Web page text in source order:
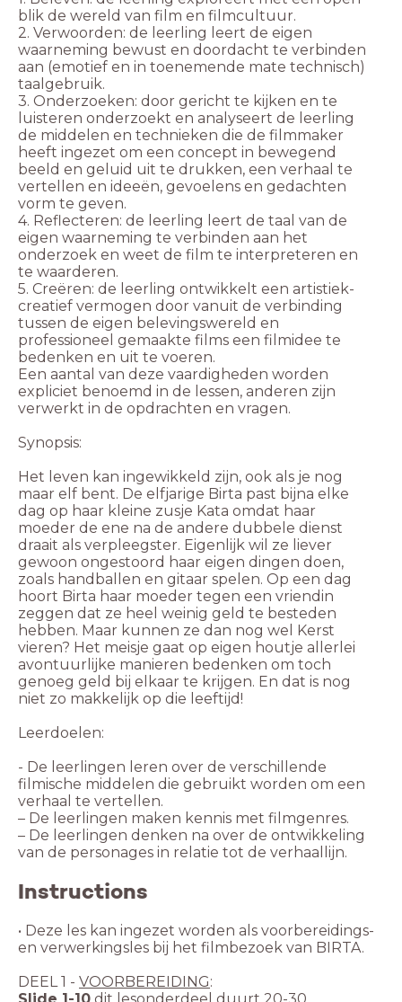
blik de wereld van film en filmcultuur.
2. Verwoorden: de leerling leert de eigen
waarneming bewust en doordacht te verbinden
aan (emotief en in toenemende mate technisch)
taalgebruik.
3. Onderzoeken: door gericht te kijken en te
luisteren onderzoekt en analyseert de leerling
de middelen en technieken die de filmmaker
heeft ingezet om een concept in bewegend
beeld en geluid uit te drukken, een verhaal te
vertellen en ideeën, gevoelens en gedachten
vorm te geven.
4. Reflecteren: de leerling leert de taal van de
eigen waarneming te verbinden aan het
onderzoek en weet de film te interpreteren en
te waarderen.
5. Creëren: de leerling ontwikkelt een artistiek-
creatief vermogen door vanuit de verbinding
tussen de eigen belevingswereld en
professioneel gemaakte films een filmidee te
bedenken en uit te voeren.
Een aantal van deze vaardigheden worden
expliciet benoemd in de lessen, anderen zijn
verwerkt in de opdrachten en vragen.
Synopsis:
Het leven kan ingewikkeld zijn, ook als je nog
maar elf bent. De elfjarige Birta past bijna elke
dag op haar kleine zusje Kata omdat haar
moeder de ene na de andere dubbele dienst
draait als verpleegster. Eigenlijk wil ze liever
gewoon ongestoord haar eigen dingen doen,
zoals handballen en gitaar spelen. Op een dag
hoort Birta haar moeder tegen een vriendin
zeggen dat ze heel weinig geld te besteden
hebben. Maar kunnen ze dan nog wel Kerst
vieren? Het meisje gaat op eigen houtje allerlei
avontuurlijke manieren bedenken om toch
genoeg geld bij elkaar te krijgen. En dat is nog
niet zo makkelijk op die leeftijd!
Leerdoelen:
- De leerlingen leren over de verschillende
filmische middelen die gebruikt worden om een
verhaal te vertellen.
– De leerlingen maken kennis met filmgenres.
– De leerlingen denken na over de ontwikkeling
van de personages in relatie tot de verhaallijn.
Instructions
• Deze les kan ingezet worden als voorbereidings-
DEEL 1 - VOORBEREIDING: